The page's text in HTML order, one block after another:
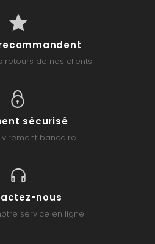
retours de nos clients
sécurisé
virement bancaire
nous
service en ligne